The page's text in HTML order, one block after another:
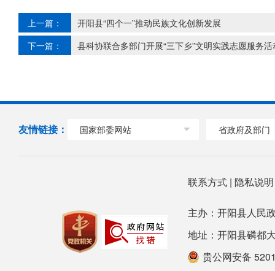
上一篇：
开阳县“四个一”推动民族文化创新发展
下一篇：
县科协联合多部门开展“三下乡”文明实践志愿服务活
友情链接： 国家部委网站 省政府及部门
联系方式| 隐私说
主办：开阳县人民
地址：开阳县磷都
贵公网安备